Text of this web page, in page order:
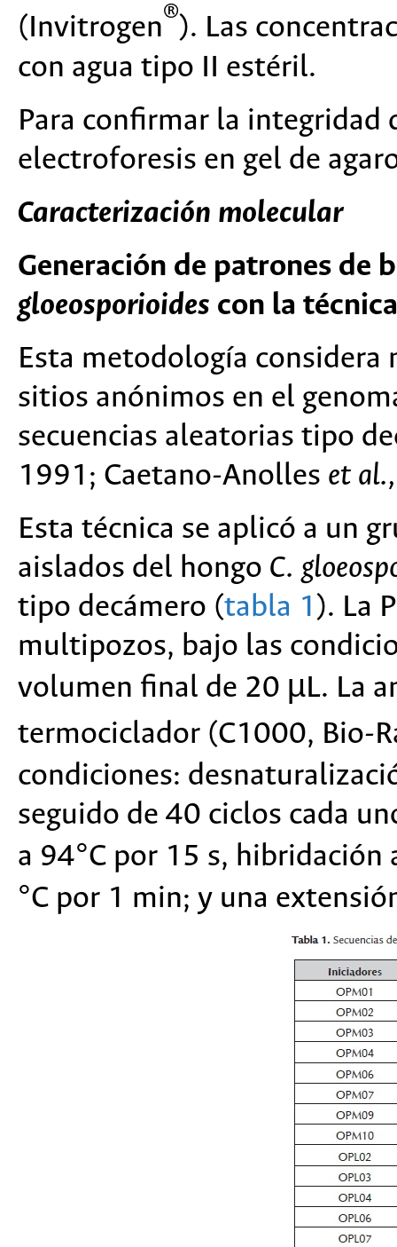
(Invitrogen®). Las
con agua tipo II estéril.
Para confirmar la integridad
electroforesis en gel de
Caracterización molecular
Generación de patrones de
gloeosporioides con la
Esta metodología considera
sitios anónimos en el
secuencias aleatorias tipo
1991; Caetano-Anolles et
Esta técnica se aplicó a un
aislados del hongo C.
tipo decámero (tabla 1 ). La
multipozos, bajo las
volumen final de 20 µL. La
termociclador (C1000, Bio-
condiciones:
seguido de 40 ciclos cada
a 94°C por 15 s, hibridación
°C por 1 min; y una